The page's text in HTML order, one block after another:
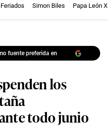
Feriados Simon Biles Papa León
fuente preferida en
los
todo junio